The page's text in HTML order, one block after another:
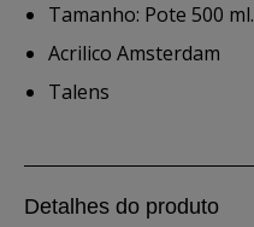
Tamanho: Pote 500 ml.
Acrilico Amsterdam
Talens
Detalhes do produto